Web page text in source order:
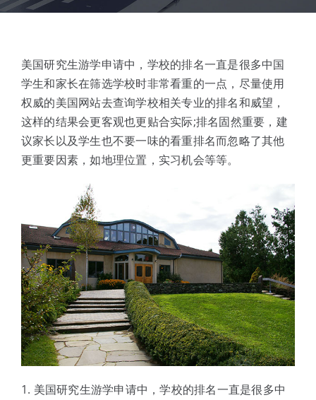
美国研究生游学申请中，学校的排名一直是很多中国
学生和家长在筛选学校时非常看重的一点，尽量使用
权威的美国网站去查询学校相关专业的排名和威望，
这样的结果会更客观也更贴合实际;排名固然重要，建
议家长以及学生也不要一味的看重排名而忽略了其他
更重要因素，如地理位置，实习机会等等。
1. 美国研究生游学申请中，学校的排名一直是很多中